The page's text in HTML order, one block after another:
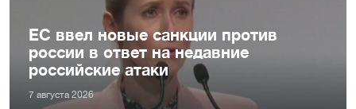
ЕС ввел новые санкции против
россии в ответ на недавние
российские атаки
7 августа 2026